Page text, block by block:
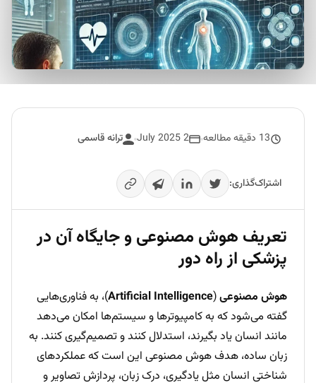
13 دقیقه مطالعه 2 July 2025 ترانه قاسمی
اشتراک‌گذاری:
تعریف هوش مصنوعی و جایگاه آن در
پزشکی از راه دور
هوش مصنوعی(
Artificial Intelligence)، به فناوری‌هایی
گفته می‌شود که به کامپیوترها و سیستم‌ها امکان می‌دهد
مانند انسان یاد بگیرند، استدلال کنند و تصمیم‌گیری کنند. به
زبان ساده، هدف هوش مصنوعی این است که عملکردهای
شناختی انسان مثل یادگیری، درک زبان، پردازش تصاویر و